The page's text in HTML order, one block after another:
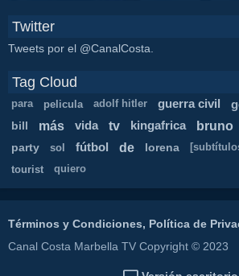
Twitter
Tweets por el @CanalCosta.
Tag Cloud
para pelicula adolf hitler guerra civil
bill más vida tv kingafrica bruno
party sol fútbol de lorena
tourist quiero
Términos y Condiciones, Política de
Canal Costa Marbella TV Copyright © 2023